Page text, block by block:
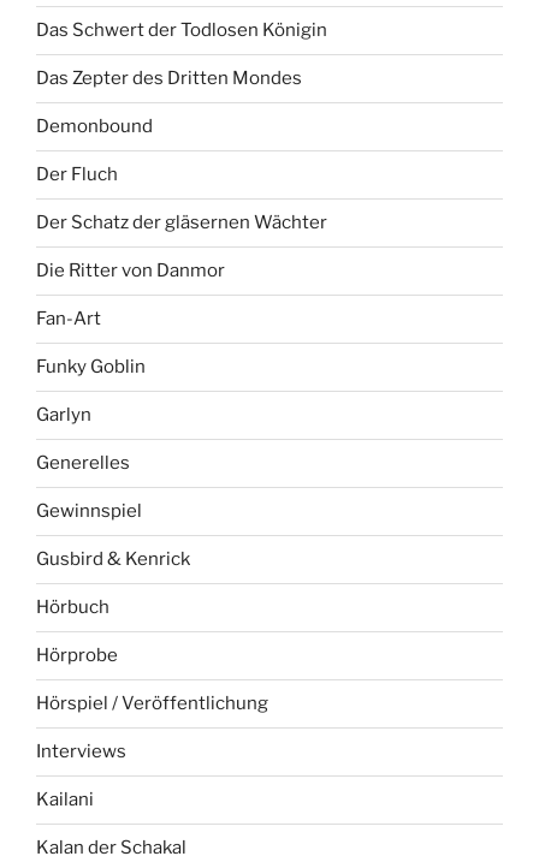
Das Schwert der Todlosen Königin
Das Zepter des Dritten Mondes
Demonbound
Der Fluch
Der Schatz der gläsernen Wächter
Die Ritter von Danmor
Fan-Art
Funky Goblin
Garlyn
Generelles
Gewinnspiel
Gusbird & Kenrick
Hörbuch
Hörprobe
Hörspiel / Veröffentlichung
Interviews
Kailani
Kalan der Schakal